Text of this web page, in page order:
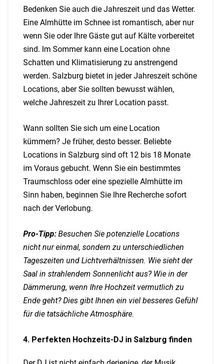
Bedenken Sie auch die Jahreszeit und das Wetter.
Eine Almhütte im Schnee ist romantisch, aber nur
wenn Sie oder Ihre Gäste gut auf Kälte vorbereitet
sind. Im Sommer kann eine Location ohne
Schatten und Klimatisierung zu anstrengend
werden. Salzburg bietet in jeder Jahreszeit schöne
Locations, aber Sie sollten bewusst wählen,
welche Jahreszeit zu Ihrer Location passt.
Wann sollten Sie sich um eine Location
kümmern? Je früher, desto besser. Beliebte
Locations in Salzburg sind oft 12 bis 18 Monate
im Voraus gebucht. Wenn Sie ein bestimmtes
Traumschloss oder eine spezielle Almhütte im
Sinn haben, beginnen Sie Ihre Recherche sofort
nach der Verlobung.
Pro-Tipp: Besuchen Sie potenzielle Locations
nicht nur einmal, sondern zu unterschiedlichen
Tageszeiten und Lichtverhältnissen. Wie sieht der
Saal in strahlendem Sonnenlicht aus? Wie in der
Dämmerung, wenn Ihre Hochzeit vermutlich zu
Ende geht? Dies gibt Ihnen ein viel besseres Gefühl
für die tatsächliche Atmosphäre.
4. Perfekten Hochzeits-DJ in Salzburg finden